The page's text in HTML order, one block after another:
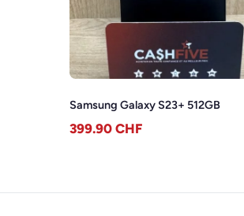
Samsung Galaxy S23+ 512GB
399.90 CHF